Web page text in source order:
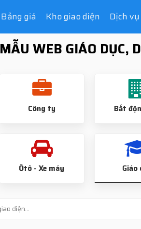
Bảng giá Kho giao diện Dịch vụ
MẪU WEB GIÁO DỤC,
Công ty Bất
Ôtô - Xe máy Giáo